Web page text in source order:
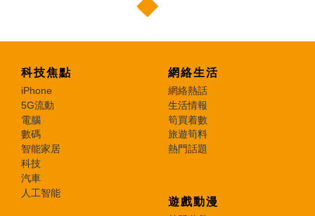
科技焦點
iPhone
5G流動
電腦
數碼
智能家居
科技
汽車
人工智能
網絡生活
網絡熱話
生活情報
筍買着數
旅遊筍料
熱門話題
遊戲動漫